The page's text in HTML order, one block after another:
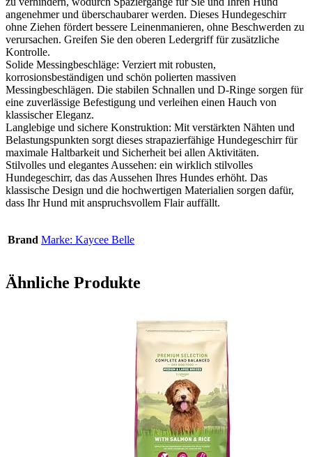
angenehmer und überschaubarer werden. Dieses Hundegeschirr
ohne Ziehen fördert bessere Leinenmanieren, ohne Beschwerden zu
verursachen. Greifen Sie den oberen Ledergriff für zusätzliche
Kontrolle.
Solide Messingbeschläge: Verziert mit robusten,
korrosionsbeständigen und schön polierten massiven
Messingbeschlägen. Die stabilen Schnallen und D-Ringe sorgen für
eine zuverlässige Befestigung und verleihen einen Hauch von
klassischer Eleganz.
Langlebige und sichere Konstruktion: Mit verstärkten Nähten und
Belastungspunkten sorgt dieses strapazierfähige Hundegeschirr für
maximale Haltbarkeit und Sicherheit bei allen Aktivitäten.
Stilvolles und elegantes Aussehen: ein wirklich stilvolles
Hundegeschirr, das das Aussehen Ihres Hundes erhöht. Das
klassische Design und die hochwertigen Materialien sorgen dafür,
dass Ihr Hund mit anspruchsvollem Flair auffällt.
Brand Marke: Kaycee Belle
Ähnliche Produkte